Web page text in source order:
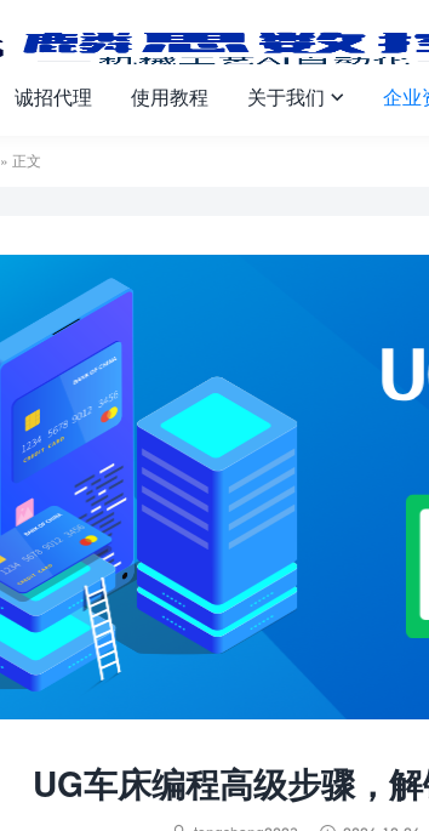
诚招代理 使用教程 关于我们  企业
» 正文
UG车床编程高级步骤，